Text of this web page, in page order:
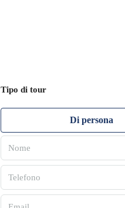
Tipo di tour
Di persona